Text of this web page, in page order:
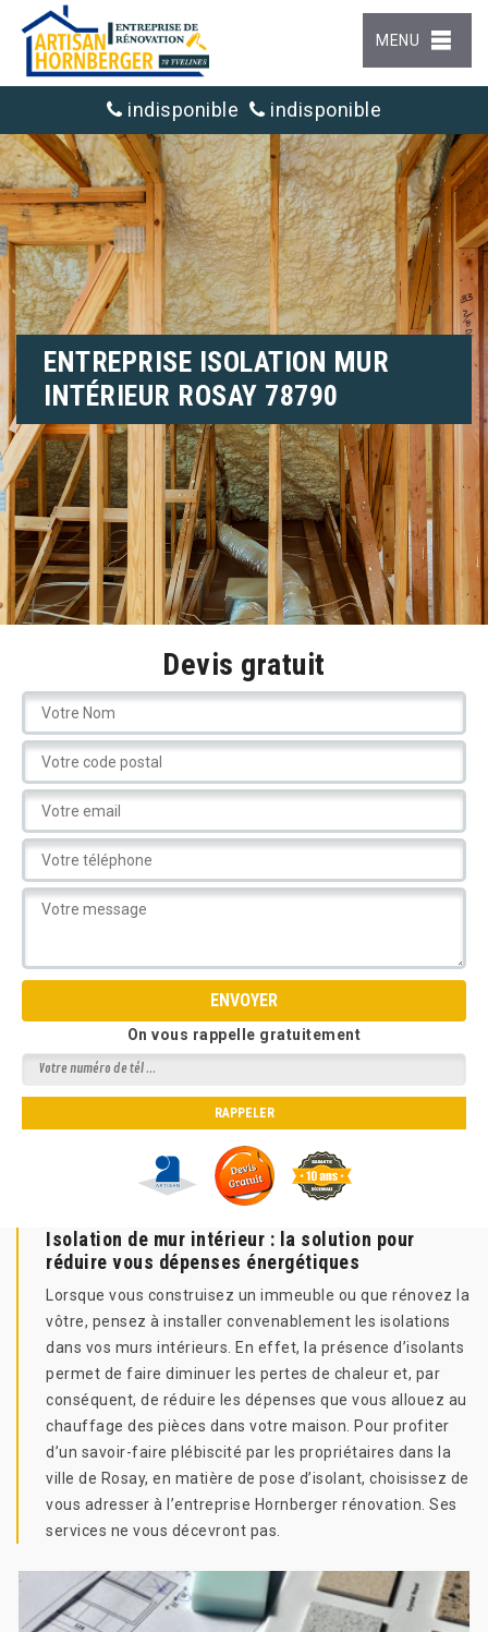
MENU
indisponible indisponible
ENTREPRISE ISOLATION MUR
INTÉRIEUR ROSAY 78790
Devis gratuit
On vous rappelle gratuitement
Isolation de mur intérieur : la solution pour
réduire vous dépenses énergétiques
Lorsque vous construisez un immeuble ou que rénovez la
vôtre, pensez à installer convenablement les isolations
dans vos murs intérieurs. En effet, la présence d’isolants
permet de faire diminuer les pertes de chaleur et, par
conséquent, de réduire les dépenses que vous allouez au
chauffage des pièces dans votre maison. Pour profiter
d’un savoir-faire plébiscité par les propriétaires dans la
ville de Rosay, en matière de pose d’isolant, choisissez de
vous adresser à l’entreprise Hornberger rénovation. Ses
services ne vous décevront pas.